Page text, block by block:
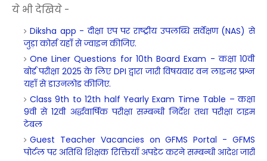
ये भी देखिये -
Diksha app - दीक्षा एप पर राष्ट्रीय उपलब्धि सर्वेक्षण (NAS) से
जुड़ा कोर्स यहाँ से ज्वाइन कीजिए.
One Liner Questions for 10th Board Exam - कक्षा 10वीं
बोर्ड परीक्षा 2025 के लिए DPI द्वारा जारी विषयवार वन लाइनर प्रश्न
यहाँ से डाउनलोड कीजिए.
Class 9th to 12th half Yearly Exam Time Table – कक्षा
9वी से 12वी अर्द्धवार्षिक परीक्षा सम्बन्धी निर्देश तथा परीक्षा टाइम
टेबल
Guest Teacher Vacancies on GFMS Portal - GFMS
पोर्टल पर अतिथि शिक्षक रिक्तियाँ अपडेट करने सम्बन्धी आदेश जारी